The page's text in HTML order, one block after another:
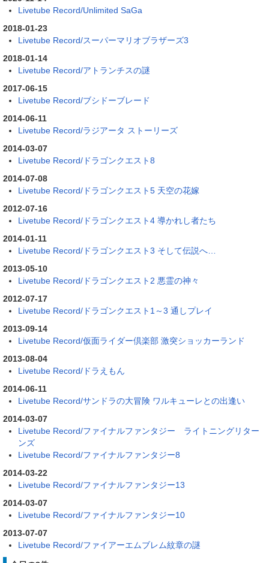
Livetube Record/Unlimited SaGa
2018-01-23
Livetube Record/スーパーマリオブラザーズ3
2018-01-14
Livetube Record/アトランチスの謎
2017-06-15
Livetube Record/ブシドーブレード
2014-06-11
Livetube Record/ラジアータ ストーリーズ
2014-03-07
Livetube Record/ドラゴンクエスト8
2014-07-08
Livetube Record/ドラゴンクエスト5 天空の花嫁
2012-07-16
Livetube Record/ドラゴンクエスト4 導かれし者たち
2014-01-11
Livetube Record/ドラゴンクエスト3 そして伝説へ…
2013-05-10
Livetube Record/ドラゴンクエスト2 悪霊の神々
2012-07-17
Livetube Record/ドラゴンクエスト1～3 通しプレイ
2013-09-14
Livetube Record/仮面ライダー倶楽部 激突ショッカーランド
2013-08-04
Livetube Record/ドラえもん
2014-06-11
Livetube Record/サンドラの大冒険 ワルキューレとの出逢い
2014-03-07
Livetube Record/ファイナルファンタジー ライトニングリター
ンズ
Livetube Record/ファイナルファンタジー8
2014-03-22
Livetube Record/ファイナルファンタジー13
2014-03-07
Livetube Record/ファイナルファンタジー10
2013-07-07
Livetube Record/ファイアーエムブレム紋章の謎